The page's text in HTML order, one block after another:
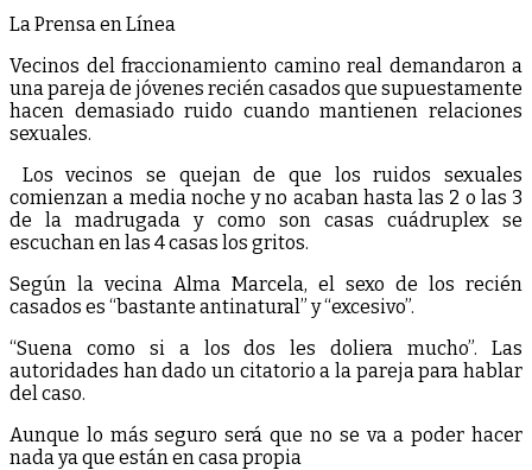
La Prensa en Línea
Vecinos del fraccionamiento camino real demandaron a
una pareja de jóvenes recién casados que supuestamente
hacen demasiado ruido cuando mantienen relaciones
sexuales.
Los vecinos se quejan de que los ruidos sexuales
comienzan a media noche y no acaban hasta las 2 o las 3
de la madrugada y como son casas cuádruplex se
escuchan en las 4 casas los gritos.
Según la vecina Alma Marcela, el sexo de los recién
casados es “bastante antinatural” y “excesivo”.
“Suena como si a los dos les doliera mucho”. Las
autoridades han dado un citatorio a la pareja para hablar
del caso.
Aunque lo más seguro será que no se va a poder hacer
nada ya que están en casa propia